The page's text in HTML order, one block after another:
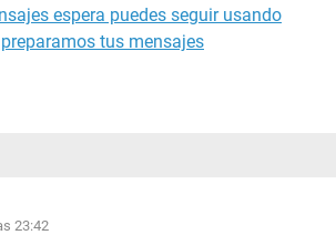
espera puedes seguir usando
tus mensajes
23:42